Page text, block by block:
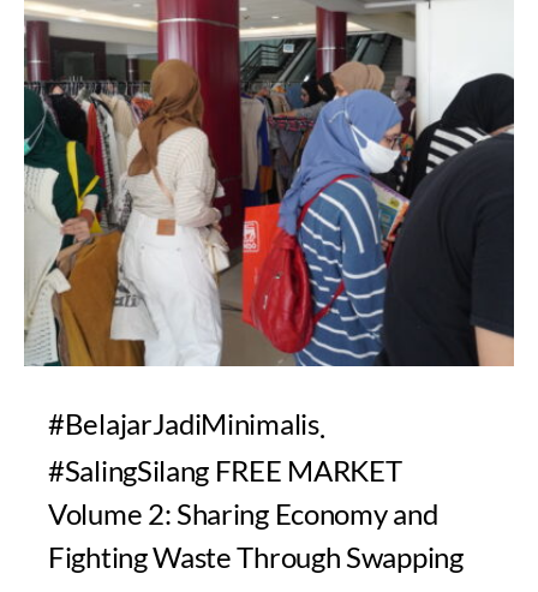
#BelajarJadiMinimalis
#SalingSilang FREE MARKET
Volume 2: Sharing Economy and
Fighting Waste Through Swapping